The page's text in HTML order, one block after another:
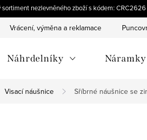
nezlevněného zboží s kódem: CRC2626
Vrácení, výměna a reklamace
Náhrdelníky Náramky
Visací náušnice Sříbrné náušnice se